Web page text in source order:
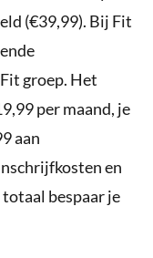
(€39,99). Bij Fit
groep. Het
per maand, je
aan
en
bespaar je